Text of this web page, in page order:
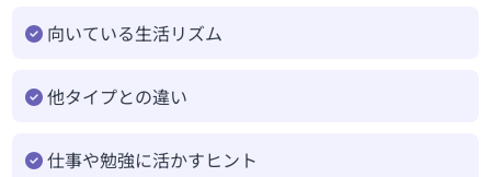
向いている生活リズム
他タイプとの違い
仕事や勉強に活かすヒント